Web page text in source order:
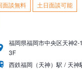
面談無料
土日面談可能
福岡県福岡市中央区天神
3F
西鉄福岡（天神）駅
天神